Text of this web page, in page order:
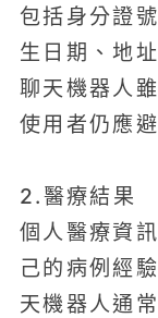
包括身分證
生日期、地
聊天機器人
使用者仍應
2.醫療結果
個人醫療資
己的病例經
天機器人通